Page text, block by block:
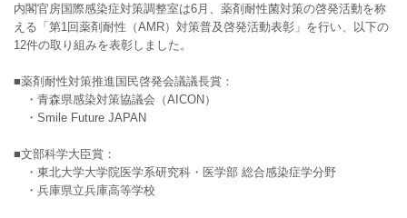
内閣官房国際感染症対策調整室は6月、薬剤耐性菌対策の啓発活動を称
える「第1回薬剤耐性（AMR）対策普及啓発活動表彰」を行い、以下の
12件の取り組みを表彰しました。
■薬剤耐性対策推進国民啓発会議議長賞：
・青森県感染対策協議会（AICON）
・Smile Future JAPAN
■文部科学大臣賞：
・東北大学大学院医学系研究科・医学部 総合感染症学分野
・兵庫県立兵庫高等学校